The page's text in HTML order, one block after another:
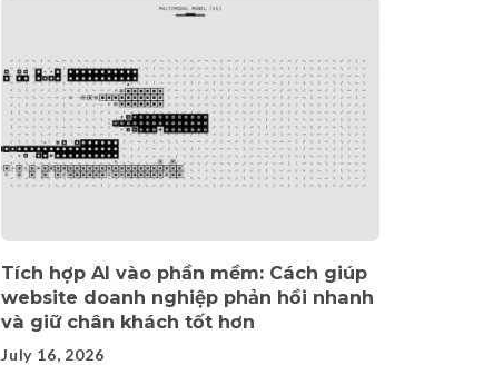
Tích hợp AI vào phần mềm: Cách giúp
website doanh nghiệp phản hồi nhanh
và giữ chân khách tốt hơn
July 16, 2026